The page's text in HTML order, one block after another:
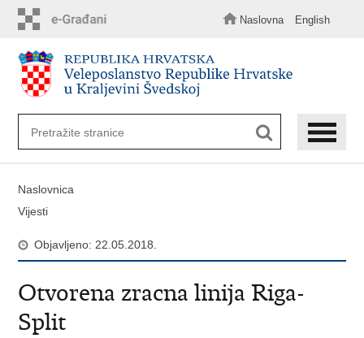
sadržaj
Naslovna English
Naslovnica
Vijesti
Objavljeno: 22.05.2018.
Otvorena zracna linija Riga-
Split